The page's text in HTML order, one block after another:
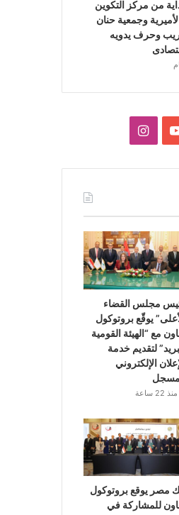
من مركز التكوين
وجمعية حنان
وحرف يدويه
يوتيوبانستقرام
مجلس القضاء
يوقّع بروتوكول
مع “الهيئة القومية
لتقديم خدمة
الإلكتروني
منذ 22 ساعة
مصر يوقع بروتوكول
للمشاركة في